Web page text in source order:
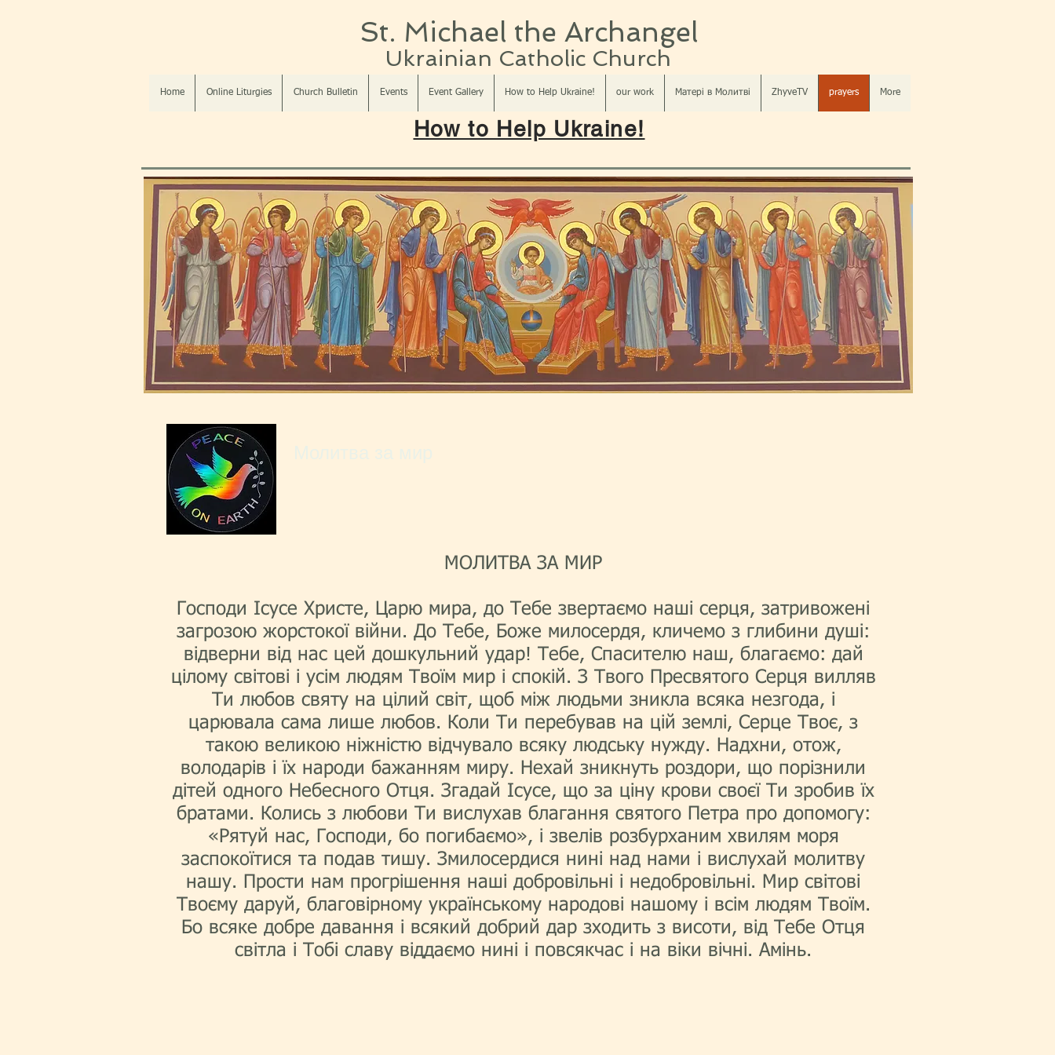
St. Michael the Archangel
Ukrainian Catholic Church​​
Home Online Liturgies Church Bulletin Events Event Gallery How to Help Ukraine! our work Матері в Молитві ZhyveTV prayers More
How to Help Ukraine!
МОЛИТВА ЗА МИР
Господи Ісусе Христе, Царю мира, до Тебе звертаємо наші серця, затривожені
загрозою жорстокої війни. До Тебе, Боже милосердя, кличемо з глибини душі:
відверни від нас цей дошкульний удар! Тебе, Спасителю наш, благаємо: дай
цілому світові і усім людям Твоїм мир і спокій. З Твого Пресвятого Серця вилляв
Ти любов святу на цілий світ, щоб між людьми зникла всяка незгода, і
царювала сама лише любов. Коли Ти перебував на цій землі, Серце Твоє, з
такою великою ніжністю відчувало всяку людську нужду. Надхни, отож,
володарів і їх народи бажанням миру. Нехай зникнуть роздори, що порізнили
дітей одного Небесного Отця. Згадай Ісусе, що за ціну крови своєї Ти зробив їх
братами. Колись з любови Ти вислухав благання святого Петра про допомогу:
«Рятуй нас, Господи, бо погибаємо», і звелів розбурханим хвилям моря
заспокоїтися та подав тишу. Змилосердися нині над нами і вислухай молитву
нашу. Прости нам прогрішення наші добровільні і недобровільні. Мир світові
Твоєму даруй, благовірному українському народові нашому і всім людям Твоїм.
Бо всяке добре давання і всякий добрий дар зходить з висоти, від Тебе Отця
світла і Тобі славу віддаємо нині і повсякчас і на віки вічні. Амінь.